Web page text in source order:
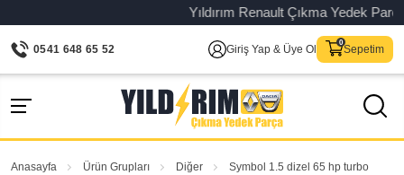
Yıldırım Renault Çıkma Yedek
0541 648 65 52 Giriş Yap & Üye Ol Sepetim
Anasayfa Ürün Grupları Diğer Symbol 1.5 dizel 65 hp turbo